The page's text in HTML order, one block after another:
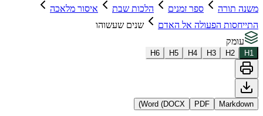
ספר זמנים הלכות שבת
איסור מלאכה
הפעולה אל האדם
שנים שעשוהו
H3
H4
H5
H6
PDF
Word (DOCX)